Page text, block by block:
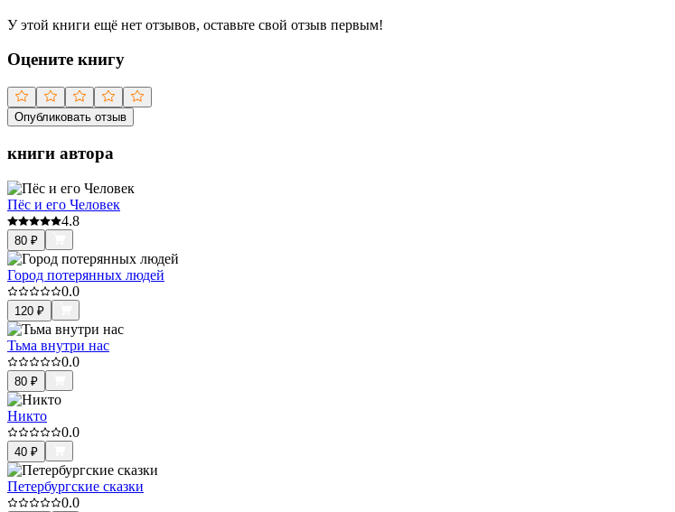
У этой книги ещё нет отзывов, оставьте свой отзыв первым!
Оцените книгу
Опубликовать отзыв
книги автора
Пёс и его Человек
4.8
80 ₽
Город потерянных людей
0.0
120 ₽
Тьма внутри нас
0.0
80 ₽
Никто
0.0
40 ₽
Петербургские сказки
0.0